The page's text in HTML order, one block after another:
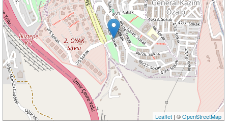
Leaflet| ©OpenStreetMap